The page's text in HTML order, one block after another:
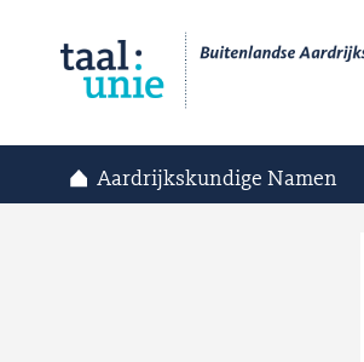
Aardrijkskundige Namen